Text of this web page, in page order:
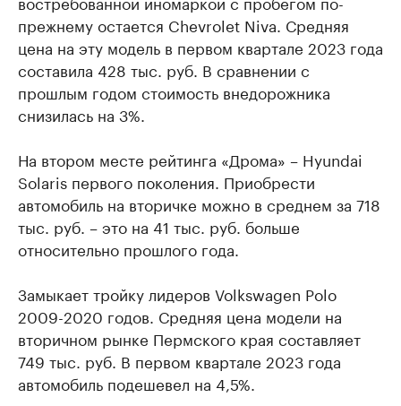
прежнему остается Chevrolet Niva. Средняя
цена на эту модель в первом квартале 2023 года
составила 428 тыс. руб. В сравнении с
прошлым годом стоимость внедорожника
снизилась на 3%.
На втором месте рейтинга «Дрома» – Hyundai
Solaris первого поколения. Приобрести
автомобиль на вторичке можно в среднем за 718
тыс. руб. – это на 41 тыс. руб. больше
относительно прошлого года.
Замыкает тройку лидеров Volkswagen Polo
2009-2020 годов. Средняя цена модели на
вторичном рынке Пермского края составляет
749 тыс. руб. В первом квартале 2023 года
автомобиль подешевел на 4,5%.